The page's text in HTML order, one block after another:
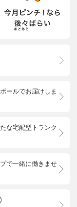
ールでお届けしま
な宅配型トランク
で一緒に働きませ